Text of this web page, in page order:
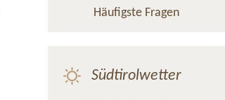
Häufigste Fragen
Südtirolwetter